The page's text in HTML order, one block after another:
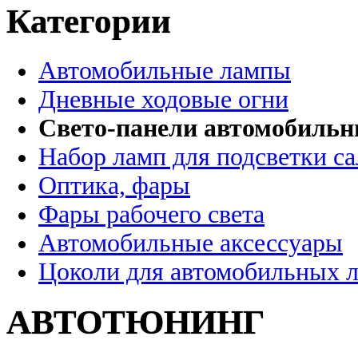
Категории
Автомобильные лампы
Дневные ходовые огни
Свето-панели
Набор ламп для подсветки
Оптика, фары
Фары рабочего света
Автомобильные аксессуары
Цоколи для автомобильных
АВТОТЮНИНГ